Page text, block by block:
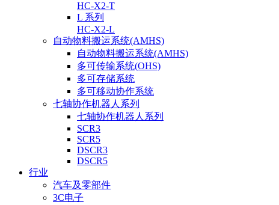
HC-X2-T
L 系列
HC-X2-L
自动物料搬运系统(AMHS)
自动物料搬运系统(AMHS)
多可传输系统(OHS)
多可存储系统
多可移动协作系统
七轴协作机器人系列
七轴协作机器人系列
SCR3
SCR5
DSCR3
DSCR5
行业
汽车及零部件
3C电子